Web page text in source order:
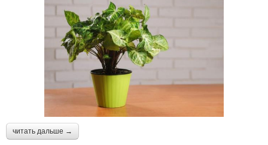
читать дальше →